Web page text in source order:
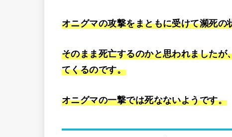
オニグマの攻撃をまともに受けて瀕死の
そのまま死亡するのかと思われました
てくるのです。
オニグマの一撃では死なないようです。